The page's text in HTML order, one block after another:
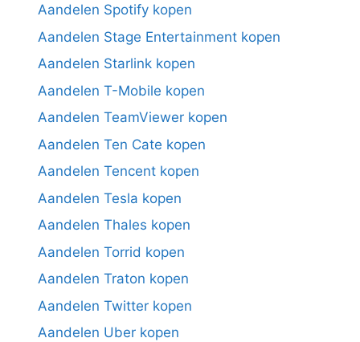
Aandelen Spotify kopen
Aandelen Stage Entertainment kopen
Aandelen Starlink kopen
Aandelen T-Mobile kopen
Aandelen TeamViewer kopen
Aandelen Ten Cate kopen
Aandelen Tencent kopen
Aandelen Tesla kopen
Aandelen Thales kopen
Aandelen Torrid kopen
Aandelen Traton kopen
Aandelen Twitter kopen
Aandelen Uber kopen